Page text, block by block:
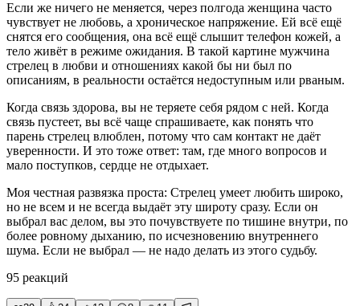
Если же ничего не меняется, через полгода женщина часто
чувствует не любовь, а хроническое напряжение. Ей всё ещё
снятся его сообщения, она всё ещё слышит телефон кожей, а
тело живёт в режиме ожидания. В такой картине мужчина
стрелец в любви и отношениях какой бы ни был по
описаниям, в реальности остаётся недоступным или рваным.
Когда связь здорова, вы не теряете себя рядом с ней. Когда
связь пустеет, вы всё чаще спрашиваете, как понять что
парень стрелец влюблен, потому что сам контакт не даёт
уверенности. И это тоже ответ: там, где много вопросов и
мало поступков, сердце не отдыхает.
Моя честная развязка проста: Стрелец умеет любить широко,
но не всем и не всегда выдаёт эту широту сразу. Если он
выбрал вас делом, вы это почувствуете по тишине внутри, по
более ровному дыханию, по исчезновению внутреннего
шума. Если не выбрал — не надо делать из этого судьбу.
95 реакций